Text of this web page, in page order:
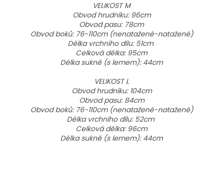
VELIKOST M
Obvod hrudníku: 96cm
Obvod pasu: 78cm
Obvod boků: 76-110cm (nenatažené-natažené)
Délka vrchního dílu: 51cm
Celková délka: 95cm
Délka sukně (s lemem): 44cm
VELIKOST L
Obvod hrudníku: 104cm
Obvod pasu: 84cm
Obvod boků: 76-110cm (nenatažené-natažené)
Délka vrchního dílu: 52cm
Celková délka: 96cm
Délka sukně (s lemem): 44cm